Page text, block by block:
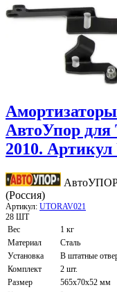
АвтоУпор для
2010.
АвтоУПОР
(Россия)
Артикул: UTORAV021
28 ШТ
Вес
1 кг
Материал
Сталь
Установка
В штатные
Комплект
2 шт.
Размер
565х70х52 мм